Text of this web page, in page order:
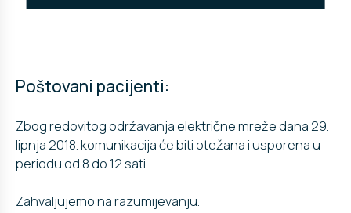
Poštovani pacijenti:
Zbog redovitog održavanja električne mreže dana 29.
lipnja 2018. komunikacija će biti otežana i usporena u
periodu od 8 do 12 sati.
Zahvaljujemo na razumijevanju.